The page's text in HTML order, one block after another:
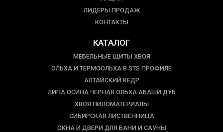
ЛИДЕРЫ ПРОДАЖ
КОНТАКТЫ
КАТАЛОГ
МЕБЕЛЬНЫЕ ЩИТЫ ХВОЯ
ОЛЬХА И ТЕРМООЛЬХА В STS ПРОФИЛЕ
АЛТАЙСКИЙ КЕДР
ЛИПА ОСИНА ЧЕРНАЯ ОЛЬХА АБАШИ ДУБ
ХВОЯ ПИЛОМАТЕРИАЛЫ
СИБИРСКАЯ ЛИСТВЕННИЦА
ОКНА И ДВЕРИ ДЛЯ БАНИ И САУНЫ